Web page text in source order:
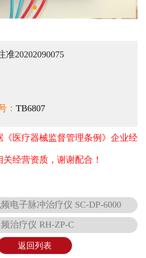
20202090075
： TB6807
《医疗器械监督管理条例》企业经
经营资质，谢谢配合！
电子脉冲治疗仪 SC-DP-6000
治疗仪 RH-ZP-C
返回列表